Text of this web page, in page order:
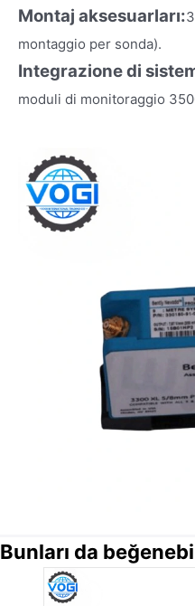
Montaj aksesuarları:
montaggio per sonda).
Integrazione di
moduli di monitoraggio
Bunları da